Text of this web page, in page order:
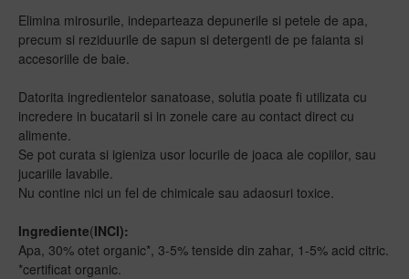
Elimina mirosurile, indeparteaza depunerile si petele de apa,
precum si reziduurile de sapun si detergenti de pe faianta si
accesoriile de baie.
Datorita ingredientelor sanatoase, solutia poate fi utilizata cu
incredere in bucatarii si in zonele care au contact direct cu
alimente.
Se pot curata si igieniza usor locurile de joaca ale copiilor, sau
jucariile lavabile.
Nu contine nici un fel de chimicale sau adaosuri toxice.
Ingrediente(INCI):
Apa, 30% otet organic*, 3-5% tenside din zahar, 1-5% acid citric.
*certificat organic.